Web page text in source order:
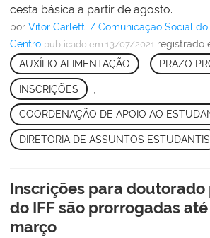
cesta básica a partir de agosto.
por Vitor Carletti / Comunicação Social
Centro publicado em 13/07/2021 registrado
AUXÍLIO ALIMENTAÇÃO
PRAZO
INSCRIÇÕES
COORDENAÇÃO DE APOIO AO
DIRETORIA DE ASSUNTOS ESTUDANTIS
Inscrições para doutorado
do IFF são prorrogadas
março